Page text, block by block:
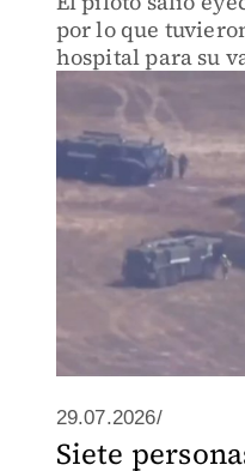
por lo que
hospital para su
29.07.2026/
Siete